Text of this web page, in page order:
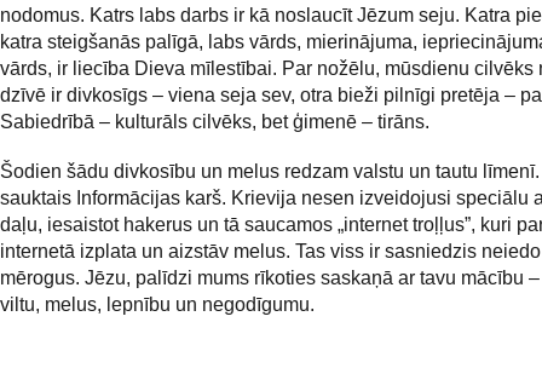
nodomus. Katrs labs darbs ir kā noslaucīt Jēzum seju. Katra
katra steigšanās palīgā, labs vārds, mierinājuma,
vārds, ir liecība Dieva mīlestībai. Par nožēlu, mūsdienu cilvēks
dzīvē ir divkosīgs – viena seja sev, otra bieži pilnīgi pretēja –
Sabiedrībā – kulturāls cilvēks, bet ģimenē – tirāns.
Šodien šādu divkosību un melus redzam valstu un tautu
sauktais Informācijas karš. Krievija nesen izveidojusi speciālu
daļu, iesaistot hakerus un tā saucamos „internet troļļus”, kuri
internetā izplata un aizstāv melus. Tas viss ir sasniedzis
mērogus. Jēzu, palīdzi mums rīkoties saskaņā ar tavu mācību
viltu, melus, lepnību un negodīgumu.